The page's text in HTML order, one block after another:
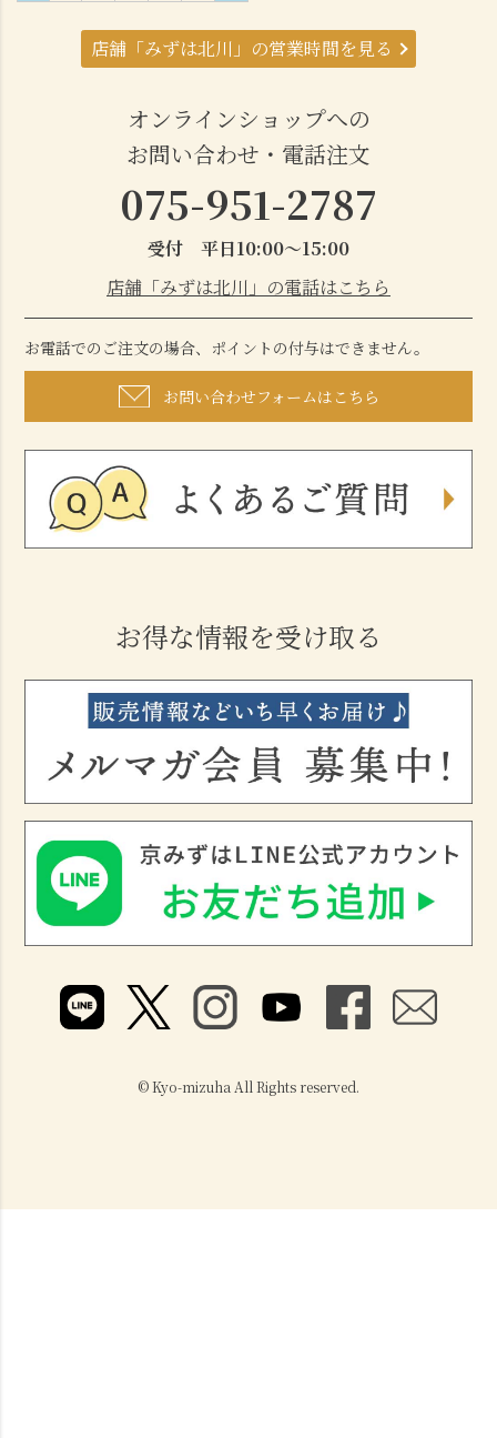
店舗「みずは北川」の営業時間を見る
オンラインショップへの
お問い合わせ・電話注文
075-951-2787
受付 平日10:00～15:00
店舗「みずは北川」の電話はこちら
お電話でのご注文の場合、ポイントの付与はできません。
お問い合わせフォームはこちら
お得な情報を受け取る
© Kyo-mizuha All Rights reserved.